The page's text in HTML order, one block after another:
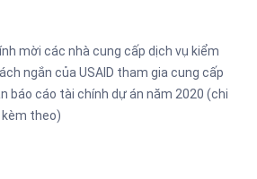
mời các nhà cung cấp dịch vụ kiểm
ngắn của USAID tham gia cung cấp
báo cáo tài chính dự án năm 2020 (chi
theo)